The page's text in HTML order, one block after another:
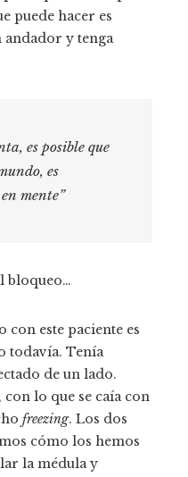
puede hacer es
y tenga
es posible que
es
mente”
bloqueo…
con este paciente es
todavía. Tenía
de un lado.
lo que se caía con
freezing. Los dos
cómo los hemos
la médula y